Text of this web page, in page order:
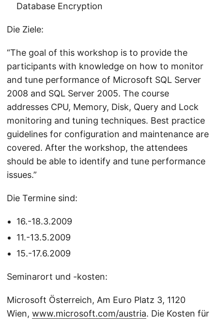
Database Encryption
Die Ziele:
“The goal of this workshop is to provide the
participants with knowledge on how to monitor
and tune performance of Microsoft SQL Server
2008 and SQL Server 2005. The course
addresses CPU, Memory, Disk, Query and Lock
monitoring and tuning techniques. Best practice
guidelines for configuration and maintenance are
covered. After the workshop, the attendees
should be able to identify and tune performance
issues.”
Die Termine sind:
16.-18.3.2009
11.-13.5.2009
15.-17.6.2009
Seminarort und -kosten:
Microsoft Österreich, Am Euro Platz 3, 1120
Wien, www.microsoft.com/austria. Die Kosten für